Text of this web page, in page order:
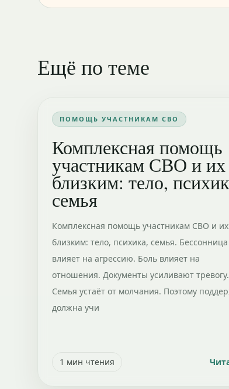
Ещё по теме
ПОМОЩЬ УЧАСТНИКАМ СВО
Комплексная помощь
участникам СВО и их
близким: тело,
семья
Комплексная помощь участникам СВО и их
близким: тело, психика, семья. Бессонница
влияет на агрессию. Боль влияет на
отношения. Документы усиливают тревогу.
Семья устаёт от молчания. Поэтому
должна учи
1 мин чтения